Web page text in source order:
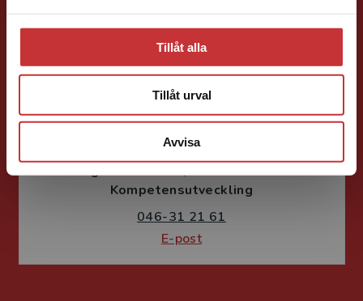
Tillåt alla
Tillåt urval
Avvisa
Susanne Borg-Törn
Förlagskoordinator Kurslitteratur och
Kompetensutveckling
046-31 21 61
E-post